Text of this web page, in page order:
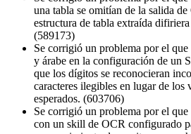
una tabla se omitían de la salida
estructura de tabla extraída
(589173)
Se corrigió un problema por el
y árabe en la configuración de un
que los dígitos se reconocieran
caracteres ilegibles en lugar de los
esperados. (603706)
Se corrigió un problema por el
con un skill de OCR configurado